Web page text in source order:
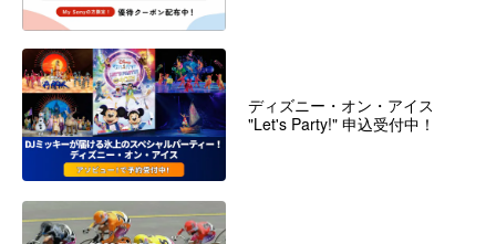
ディズニー・オン・アイス
"Let's Party!" 申込受付中！